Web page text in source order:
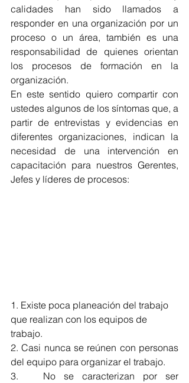
calidades han sido llamados a
responder en una organización por un
proceso o un área, también es una
responsabilidad de quienes orientan
los procesos de formación en la
organización.
En este sentido quiero compartir con
ustedes algunos de los síntomas que, a
partir de entrevistas y evidencias en
diferentes organizaciones, indican la
necesidad de una intervención en
capacitación para nuestros Gerentes,
Jefes y líderes de procesos:
1. Existe poca planeación del trabajo
que realizan con los equipos de
trabajo.
2. Casi nunca se reúnen con personas
del equipo para organizar el trabajo.
3.   No se caracterizan por ser